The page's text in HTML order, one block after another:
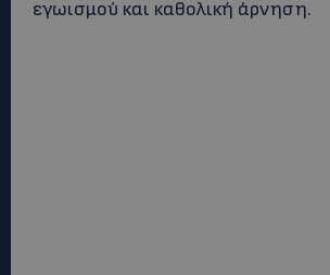
εγωισμού και καθολική άρνηση.